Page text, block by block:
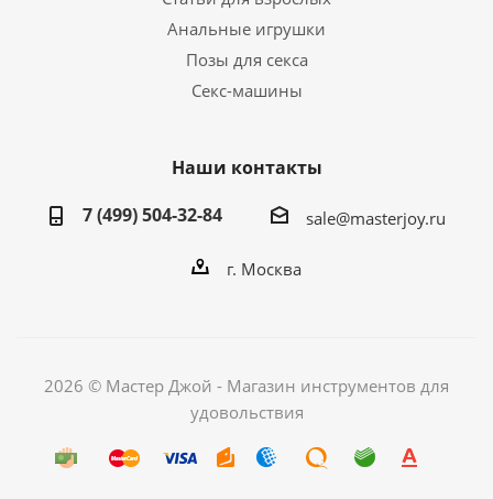
Анальные игрушки
Позы для секса
Секс-машины
Наши контакты
7 (499) 504-32-84
sale@masterjoy.ru
г. Москва
2026 © Мастер Джой - Магазин инструментов для
удовольствия